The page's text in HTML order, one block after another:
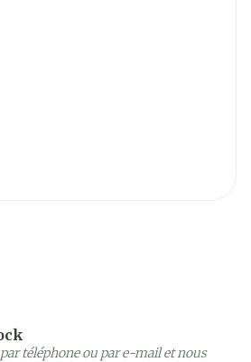
téléphone ou par e-mail et nous